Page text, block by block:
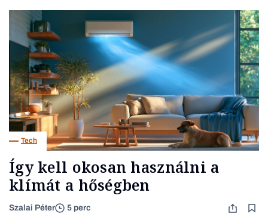
Tech
Így kell okosan használni a
klímát a hőségben
Szalai Péter 5 perc